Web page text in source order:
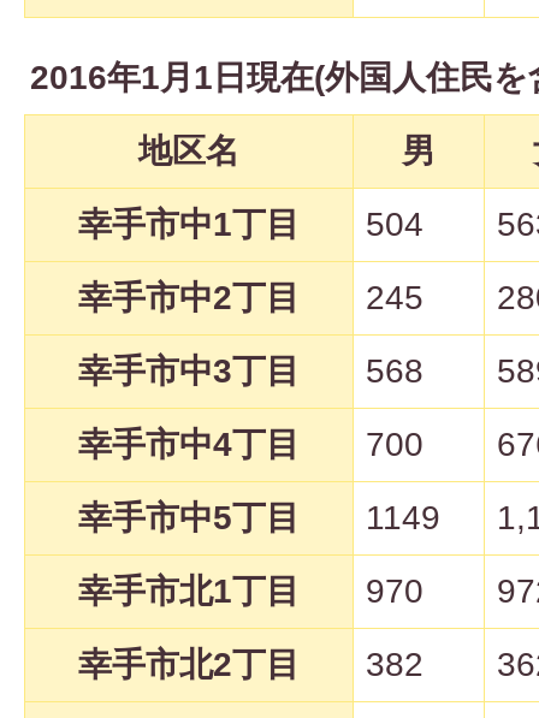
2016年1月1日現在(外国人住民を
地区名
男
幸手市中1丁目
504
幸手市中2丁目
245
幸手市中3丁目
568
幸手市中4丁目
700
幸手市中5丁目
1149
幸手市北1丁目
970
幸手市北2丁目
382